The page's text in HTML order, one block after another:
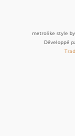
metrolike style by
Développé